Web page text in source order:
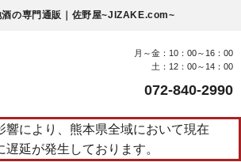
酒の専門通販｜佐野屋~JIZAKE.com~
月～金：10：00～16：00
土：12：00～14：00
072-840-2990
により、熊本県全域において現在
遅延が発生しております。